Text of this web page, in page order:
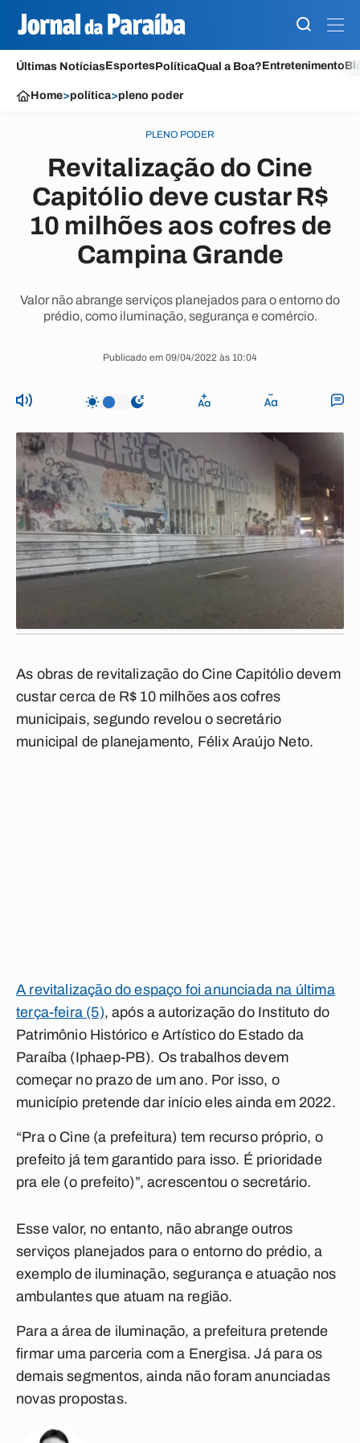
Últimas NotíciasEsportesPolíticaQual a Boa?Entretenimento
Home>política>pleno poder
PLENO PODER
Revitalização do Cine
Capitólio deve custar R$
10 milhões aos cofres de
Campina Grande
Valor não abrange serviços planejados para o entorno do
prédio, como iluminação, segurança e comércio.
Publicado em 09/04/2022 às 10:04
As obras de revitalização do Cine Capitólio devem
custar cerca de R$ 10 milhões aos cofres
municipais, segundo revelou o secretário
municipal de planejamento, Félix Araújo Neto.
A revitalização do espaço foi anunciada na última
terça-feira (5), após a autorização do Instituto do
Patrimônio Histórico e Artístico do Estado da
Paraíba (Iphaep-PB). Os trabalhos devem
começar no prazo de um ano. Por isso, o
município pretende dar início eles ainda em 2022.
“Pra o Cine (a prefeitura) tem recurso próprio, o
prefeito já tem garantido para isso. É prioridade
pra ele (o prefeito)”, acrescentou o secretário.
Esse valor, no entanto, não abrange outros
serviços planejados para o entorno do prédio, a
exemplo de iluminação, segurança e atuação nos
ambulantes que atuam na região.
Para a área de iluminação, a prefeitura pretende
firmar uma parceria com a Energisa. Já para os
demais segmentos, ainda não foram anunciadas
novas propostas.